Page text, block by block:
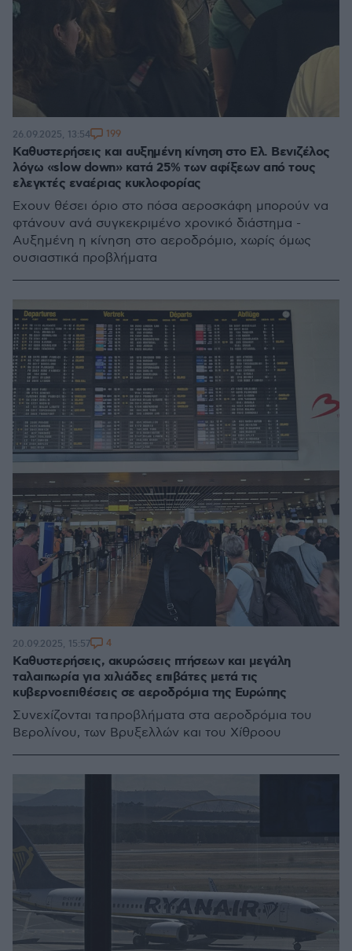
Καθυστερήσεις και αυξημένη κίνηση στο Ελ. Βενιζέλος
λόγω «slow down» κατά 25% των αφίξεων από τους
ελεγκτές εναέριας κυκλοφορίας
Έχουν θέσει όριο στο πόσα αεροσκάφη μπορούν να
φτάνουν ανά συγκεκριμένο χρονικό διάστημα -
Αυξημένη η κίνηση στο αεροδρόμιο, χωρίς όμως
ουσιαστικά προβλήματα
26.09.2025, 13:54 199
Καθυστερήσεις, ακυρώσεις πτήσεων και μεγάλη
ταλαιπωρία για χιλιάδες επιβάτες μετά τις
κυβερνοεπιθέσεις σε αεροδρόμια της Ευρώπης
Συνεχίζονται τα προβλήματα στα αεροδρόμια του
Βερολίνου, των Βρυξελλών και του Χίθροου
20.09.2025, 15:57 4